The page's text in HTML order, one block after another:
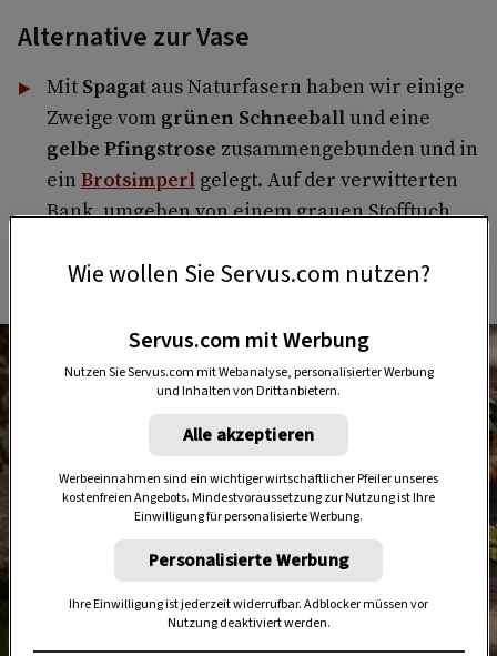
Alternative zur Vase
Mit Spagataus Naturfasern haben wir einige
Zweige vom grünen Schneeball und eine
gelbe Pfingstrose zusammengebunden und in
ein Brotsimperlgelegt. Auf der verwitterten
Bank, umgeben von einem grauen Stofftuch,
Blicke auf sich.
Wie wollen Sie Servus.com nutzen?
Servus.com mit Werbung
Nutzen Sie Servus.com mit Webanalyse, personalisierter Werbung
und Inhalten von Drittanbietern.
Alle akzeptieren
Werbeeinnahmen sind ein wichtiger wirtschaftlicher Pfeiler unseres
kostenfreien Angebots. Mindestvoraussetzung zur Nutzung ist Ihre
Einwilligung für personalisierte Werbung.
Personalisierte Werbung
Ihre Einwilligung ist jederzeit widerrufbar. Adblocker müssen vor
Nutzung deaktiviert werden.